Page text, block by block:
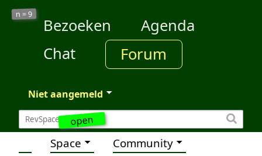
open
n =9
Bezoeken
Agenda
Chat
Forum
Niet aangemeld
Space Community